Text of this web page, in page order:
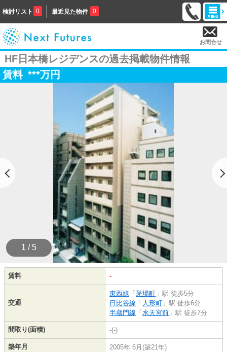
検討リスト 0 最近見た物件 0
お問合せ
HF日本橋レジデンスの過去掲載物件情報
賃料 ***万円
1 / 5
賃料 -
交通
東西線 「 茅場町 」駅 徒歩5分
日比谷線 「 人形町 」駅 徒歩6分
半蔵門線 「 水天宮前 」駅 徒歩7分
間取り(面積) -(-)
築年月 2005年 6月(築21年)